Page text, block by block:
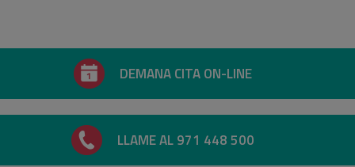
DEMANA CITA ON-LINE
LLAME AL 971 448 500